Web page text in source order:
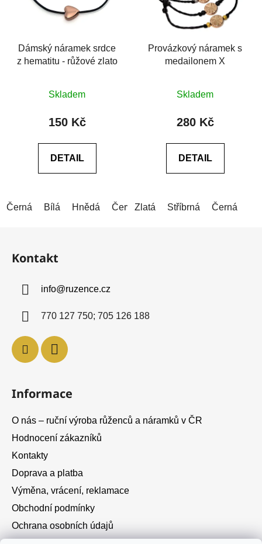
Dámský náramek srdce
z hematitu - růžové zlato
hodnocení
produktu
z
Skladem
150 Kč
DETAIL
Černá Bílá Hnědá Červená Modrá (tmavá) Modrá
Provázkový náramek s
medailonem X
Skladem
280 Kč
DETAIL
Zlatá Stříbrná Černá
Kontakt
info@ruzence.cz
770 127 750; 705 126 188
Informace
O nás – ruční výroba růženců a náramků v ČR
Hodnocení zákazníků
Kontakty
Doprava a platba
Výměna, vrácení, reklamace
Obchodní podmínky
Ochrana osobních údajů